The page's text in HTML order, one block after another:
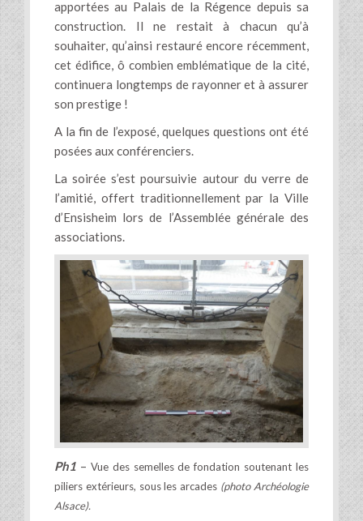
apportées au Palais de la Régence depuis sa
construction. Il ne restait à chacun qu’à
souhaiter, qu’ainsi restauré encore récemment,
cet édifice, ô combien emblématique de la cité,
continuera longtemps de rayonner et à assurer
son prestige !
A la fin de l’exposé, quelques questions ont été
posées aux conférenciers.
La soirée s’est poursuivie autour du verre de
l’amitié, offert traditionnellement par la Ville
d’Ensisheim lors de l’Assemblée générale des
associations.
Ph1 – Vue des semelles de fondation soutenant les
piliers extérieurs, sous les arcades (photo Archéologie
Alsace).